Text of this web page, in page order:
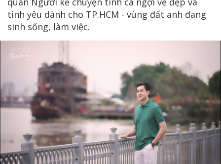
tình yêu dành cho TP.HCM - vùng đất anh đang
sinh sống, làm việc.